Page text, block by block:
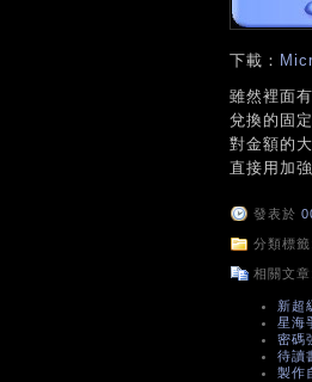
下載：
雖然裡面
兌換的固
對金額的
直接用加
發表於
分類標籤:
相關文章:
新超
星海
密碼
待讀
製作